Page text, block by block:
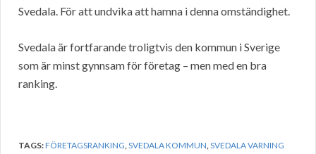
Svedala. För att undvika att hamna i denna omständighet.
Svedala är fortfarande troligtvis den kommun i Sverige
som är minst gynnsam för företag – men med en bra
ranking.
TAGS:FÖRETAGSRANKING SVEDALA KOMMUN SVEDALA VARNING